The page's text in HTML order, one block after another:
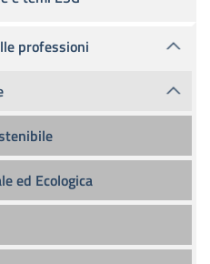
professioni
ed Ecologica